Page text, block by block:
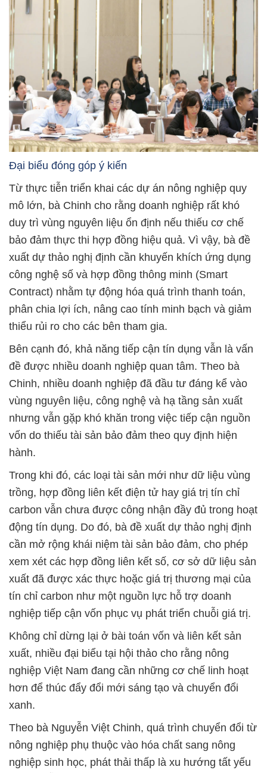
Đại biểu đóng góp ý kiến
Từ thực tiễn triển khai các dự án nông nghiệp quy
mô lớn, bà Chinh cho rằng doanh nghiệp rất khó
duy trì vùng nguyên liệu ổn định nếu thiếu cơ chế
bảo đảm thực thi hợp đồng hiệu quả. Vì vậy, bà đề
xuất dự thảo nghị định cần khuyến khích ứng dụng
công nghệ số và hợp đồng thông minh (Smart
Contract) nhằm tự động hóa quá trình thanh toán,
phân chia lợi ích, nâng cao tính minh bạch và giảm
thiểu rủi ro cho các bên tham gia.
Bên cạnh đó, khả năng tiếp cận tín dụng vẫn là vấn
đề được nhiều doanh nghiệp quan tâm. Theo bà
Chinh, nhiều doanh nghiệp đã đầu tư đáng kể vào
vùng nguyên liệu, công nghệ và hạ tầng sản xuất
nhưng vẫn gặp khó khăn trong việc tiếp cận nguồn
vốn do thiếu tài sản bảo đảm theo quy định hiện
hành.
Trong khi đó, các loại tài sản mới như dữ liệu vùng
trồng, hợp đồng liên kết điện tử hay giá trị tín chỉ
carbon vẫn chưa được công nhận đầy đủ trong hoạt
động tín dụng. Do đó, bà đề xuất dự thảo nghị định
cần mở rộng khái niệm tài sản bảo đảm, cho phép
xem xét các hợp đồng liên kết số, cơ sở dữ liệu sản
xuất đã được xác thực hoặc giá trị thương mại của
tín chỉ carbon như một nguồn lực hỗ trợ doanh
nghiệp tiếp cận vốn phục vụ phát triển chuỗi giá trị.
Không chỉ dừng lại ở bài toán vốn và liên kết sản
xuất, nhiều đại biểu tại hội thảo cho rằng nông
nghiệp Việt Nam đang cần những cơ chế linh hoạt
hơn để thúc đẩy đổi mới sáng tạo và chuyển đổi
xanh.
Theo bà Nguyễn Việt Chinh, quá trình chuyển đổi từ
nông nghiệp phụ thuộc vào hóa chất sang nông
nghiệp sinh học, phát thải thấp là xu hướng tất yếu